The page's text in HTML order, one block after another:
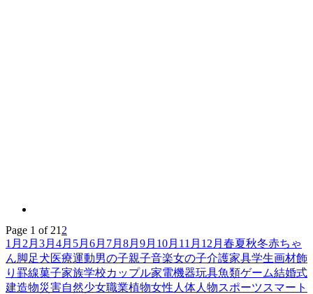
Page 1 of 21 2
1月 2月 3月 4月 5月 6月 7月 8月 9月 10月 11月 12月 春夏秋冬赤ちゃ
ん脚足犬医療運動男の子親子音楽女の子介護家具学生画材飾
り罫線菓子家族学校カップル家電機器玩具魚類ゲーム結婚式
建造物災害自然少女職業植物女性 人体人物スポーツスマート